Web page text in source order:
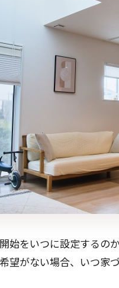
始をいつに設定するの
望がない場合、いつ家